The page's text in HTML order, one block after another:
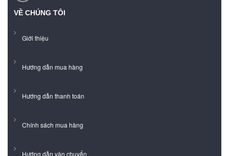
VỀ CHÚNG TÔI
Giới thiệu
Hướng dẫn mua hàng
Hướng dẫn thanh toán
Chính sách mua hàng
Hướng dẫn vận chuyển